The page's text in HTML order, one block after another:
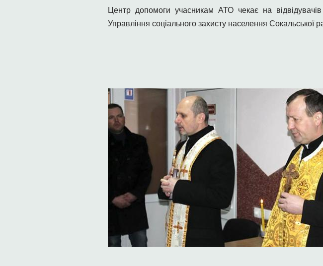
Центр допомоги учасникам АТО чекає на
Управління соціального захисту населення Сокальської